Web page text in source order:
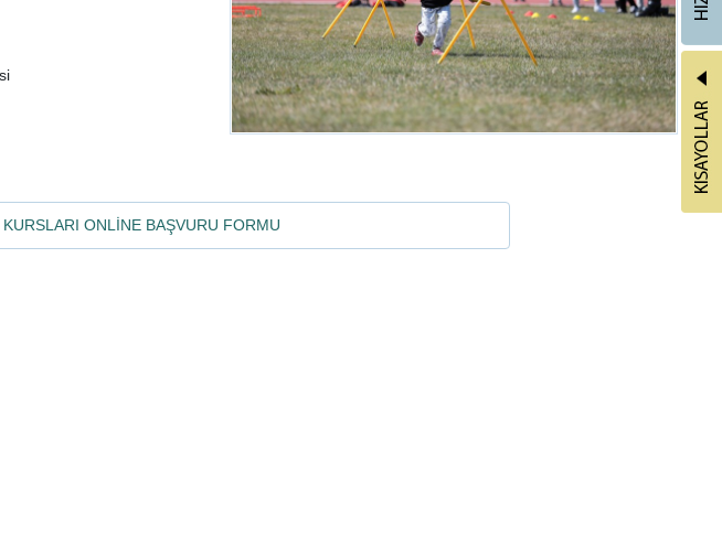
ONLİNE BAŞVURU FORMU